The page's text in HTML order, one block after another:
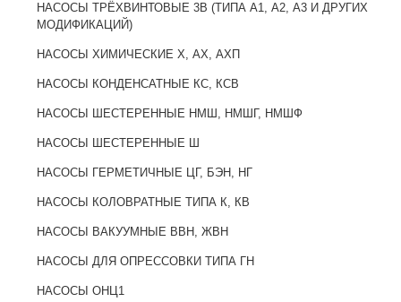
НАСОСЫ ТРЁХВИНТОВЫЕ 3В (ТИПА А1, А2, А3 И ДРУГИХ
МОДИФИКАЦИЙ)
НАСОСЫ ХИМИЧЕСКИЕ Х, АХ, АХП
НАСОСЫ КОНДЕНСАТНЫЕ КС, КСВ
НАСОСЫ ШЕСТЕРЕННЫЕ НМШ, НМШГ, НМШФ
НАСОСЫ ШЕСТЕРЕННЫЕ Ш
НАСОСЫ ГЕРМЕТИЧНЫЕ ЦГ, БЭН, НГ
НАСОСЫ КОЛОВРАТНЫЕ ТИПА К, КВ
НАСОСЫ ВАКУУМНЫЕ ВВН, ЖВН
НАСОСЫ ДЛЯ ОПРЕССОВКИ ТИПА ГН
НАСОСЫ ОНЦ1